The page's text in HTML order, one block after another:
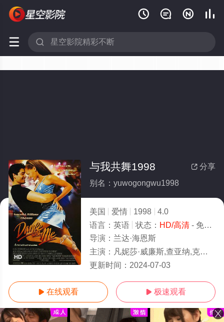
   
 
HD
 分享
与我共舞1998
别名：yuwogongwu1998
美国 爱情 1998
4.0
语言： 英语 状态： HD/高清- 免费在线观看
导演： 兰达·海恩斯
主演： 凡妮莎·威廉斯,查亚纳,克里斯·克里斯托佛森,琼·普莱怀
更新时间： 2024-07-03
 在线观看  极速观看